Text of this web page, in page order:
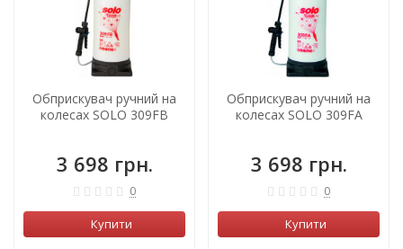
Обприскувач ручний на
колесах SOLO 309FB
3 698 грн.
0
Купити
Обприскувач ручний на
колесах SOLO 309FA
3 698 грн.
0
Купити